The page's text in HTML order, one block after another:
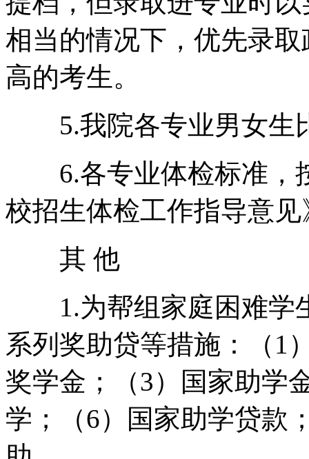
相当的情况下，优先录
高的考生。
5.我院各专业男女生
6.各专业体检标准，
校招生体检工作指导意
其 他
1.为帮组家庭困难学
系列奖助贷等措施：（1
奖学金；（3）国家助学
学；（6）国家助学贷款